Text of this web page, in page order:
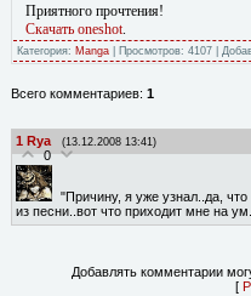
Приятного прочтения!
Скачать oneshot
Категория: Manga | Просмотров: 4107 |
Всего комментариев: 1
1 Rya (13.12.2008 13:41)
0
"Причину, я уже узнал..да,
из песни..вот что приходит мне на
Добавлять комментарии
[